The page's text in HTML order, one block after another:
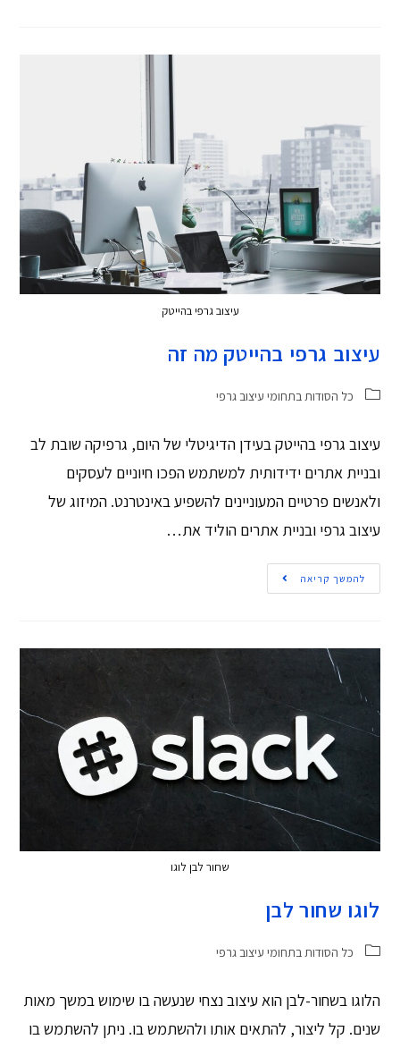
עיצוב גרפי בהייטק
עיצוב גרפי בהייטק מה זה
כל הסודות בתחומי עיצוב גרפי
עיצוב גרפי בהייטק בעידן הדיגיטלי של היום, גרפיקה שובת לב
ובניית אתרים ידידותית למשתמש הפכו חיוניים לעסקים
ולאנשים פרטיים המעוניינים להשפיע באינטרנט. המיזוג של
עיצוב גרפי ובניית אתרים הוליד את…
להמשך קריאה
שחור לבן לוגו
לוגו שחור לבן
כל הסודות בתחומי עיצוב גרפי
הלוגו בשחור-לבן הוא עיצוב נצחי שנעשה בו שימוש במשך מאות
שנים. קל ליצור, להתאים אותו ולהשתמש בו. ניתן להשתמש בו